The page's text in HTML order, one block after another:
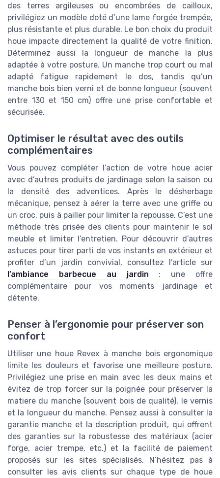
des terres argileuses ou encombrées de cailloux,
privilégiez un modèle doté d’une lame forgée trempée,
plus résistante et plus durable. Le bon choix du produit
houe impacte directement la qualité de votre finition.
Déterminez aussi la longueur de manche la plus
adaptée à votre posture. Un manche trop court ou mal
adapté fatigue rapidement le dos, tandis qu’un
manche bois bien verni et de bonne longueur (souvent
entre 130 et 150 cm) offre une prise confortable et
sécurisée.
Optimiser le résultat avec des outils
complémentaires
Vous pouvez compléter l’action de votre houe acier
avec d’autres produits de jardinage selon la saison ou
la densité des adventices. Après le désherbage
mécanique, pensez à aérer la terre avec une griffe ou
un croc, puis à pailler pour limiter la repousse. C’est une
méthode très prisée des clients pour maintenir le sol
meuble et limiter l’entretien. Pour découvrir d’autres
astuces pour tirer parti de vos instants en extérieur et
profiter d’un jardin convivial, consultez l’article sur
l’ambiance barbecue au jardin : une offre
complémentaire pour vos moments jardinage et
détente.
Penser à l’ergonomie pour préserver son
confort
Utiliser une houe Revex à manche bois ergonomique
limite les douleurs et favorise une meilleure posture.
Privilégiez une prise en main avec les deux mains et
évitez de trop forcer sur la poignée pour préserver la
matiere du manche (souvent bois de qualité), le vernis
et la longueur du manche. Pensez aussi à consulter la
garantie manche et la description produit, qui offrent
des garanties sur la robustesse des matériaux (acier
forge, acier trempe, etc.) et la facilité de paiement
proposés sur les sites spécialisés. N’hésitez pas à
consulter les avis clients sur chaque type de houe